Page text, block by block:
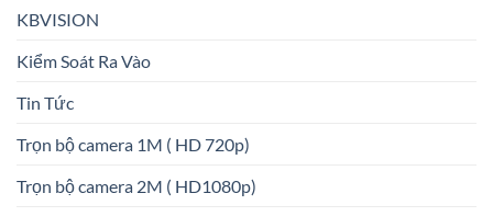
KBVISION
Kiểm Soát Ra Vào
Tin Tức
Trọn bộ camera 1M ( HD 720p)
Trọn bộ camera 2M ( HD1080p)